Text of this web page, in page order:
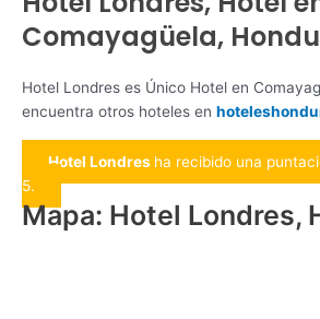
Comayagüela,
Hotel Londres es Único Hotel en
encuentra otros hoteles en
Hotel Londres ha recibido una
5.
Mapa: Hotel Londres,